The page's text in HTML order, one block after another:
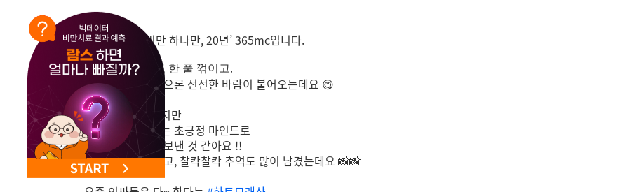
안녕하세요. ‘비만 하나만, 20년’ 365mc입니다.
무더웠던 여름도 한 풀 꺾이고,
드디어 아침 저녁으론 선선한 바람이 불어오는데요 😋
폭염으로 힘들었지만
지방이랑 다람스는 초긍정 마인드로
여름을 재미있게 보낸 것 같아요 !!
남는 건 사진이라고, 찰칵찰칵 추억도 많이 남겼는데요 📸📸